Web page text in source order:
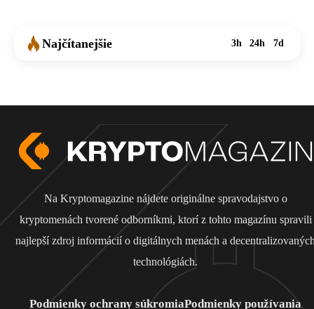
Najčítanejšie 3h 24h 7d
Na Kryptomagazine nájdete originálne spravodajstvo o
kryptomenách tvorené odborníkmi, ktorí z tohto magazínu spravili
najlepší zdroj informácií o digitálnych menách a
technológiách.
Podmienky ochrany súkromiaPodmienky používania